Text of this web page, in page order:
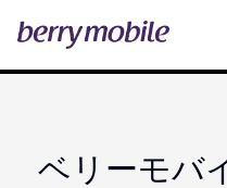
ベリーモバ